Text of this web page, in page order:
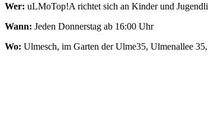
Wer: uLMoTop!A richtet sich an Kinder und
Wann: Jeden Donnerstag ab 16:00 Uhr
Wo: Ulmesch, im Garten der Ulme35, Ulmenallee